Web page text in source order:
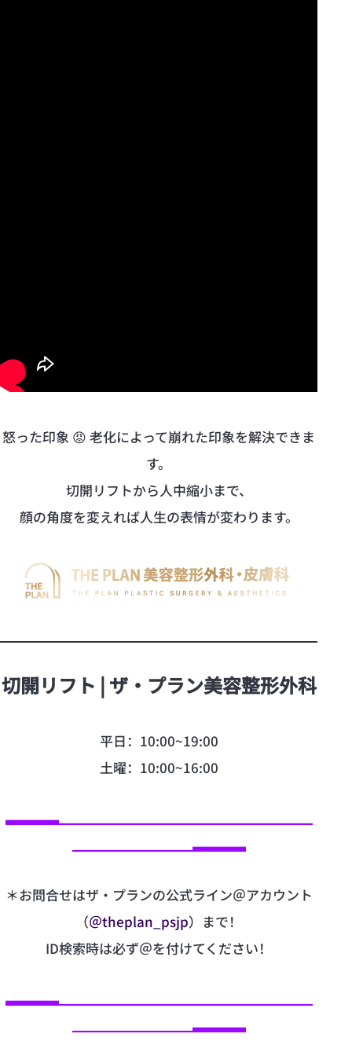
怒った印象 😡 老化によって崩れた印象を解決できま
す。
切開リフトから人中縮小まで、
顔の角度を変えれば人生の表情が変わります。
切開リフト | ザ·プラン美容整形外科
平日：10:00~19:00
土曜：10:00~16:00
▃▃▃▃▁▁▁▁▁▁▁▁▁▁▁▁▁▁▁▁▁▁▁
▁▁▁▁▁▁▁▁▁▃▃▃▃
＊お問合せはザ・プランの公式ライン＠アカウント
（＠theplan_psjp）まで！
ID検索時は必ず＠を付けてください！
▃▃▃▃▁▁▁▁▁▁▁▁▁▁▁▁▁▁▁▁▁▁▁
▁▁▁▁▁▁▁▁▁▃▃▃▃